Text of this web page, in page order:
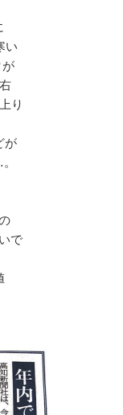
い
が
り
が
で